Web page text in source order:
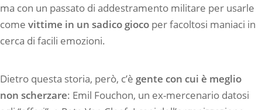
ma con un passato di addestramento militare per usarle
come vittime in un sadico gioco per facoltosi maniaci in
cerca di facili emozioni.
Dietro questa storia, però, c’è gente con cui è meglio
non scherzare: Emil Fouchon, un ex-mercenario datosi